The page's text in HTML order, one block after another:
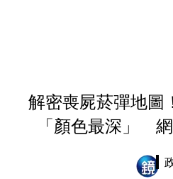
解密喪屍菸彈地圖
「顏色最深」